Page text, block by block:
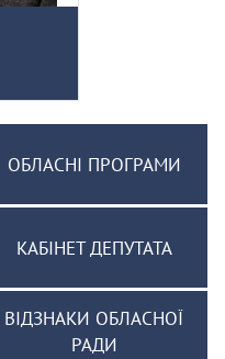
ОБЛАСНІ ПРОГРАМИ
КАБІНЕТ ДЕПУТАТА
ВІДЗНАКИ ОБЛАСНОЇ
РАДИ